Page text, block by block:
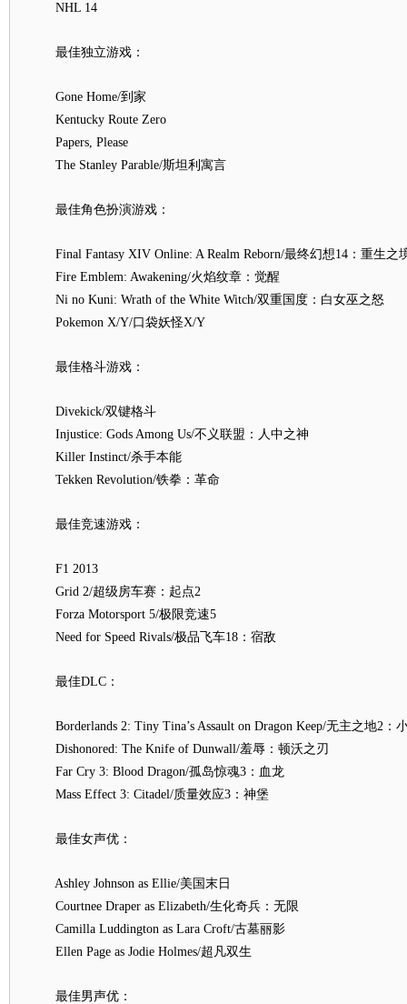
NHL 14
最佳独立游戏：
Gone Home/到家
Kentucky Route Zero
Papers, Please
The Stanley Parable/斯坦利寓言
最佳角色扮演游戏：
Final Fantasy XIV Online: A Realm Reborn/最终幻想14：重生之
Fire Emblem: Awakening/火焰纹章：觉醒
Ni no Kuni: Wrath of the White Witch/双重国度：白女巫之怒
Pokemon X/Y/口袋妖怪X/Y
最佳格斗游戏：
Divekick/双键格斗
Injustice: Gods Among Us/不义联盟：人中之神
Killer Instinct/杀手本能
Tekken Revolution/铁拳：革命
最佳竞速游戏：
F1 2013
Grid 2/超级房车赛：起点2
Forza Motorsport 5/极限竞速5
Need for Speed Rivals/极品飞车18：宿敌
最佳DLC：
Borderlands 2: Tiny Tina’s Assault on Dragon Keep/无主之地2：
Dishonored: The Knife of Dunwall/羞辱：顿沃之刃
Far Cry 3: Blood Dragon/孤岛惊魂3：血龙
Mass Effect 3: Citadel/质量效应3：神堡
最佳女声优：
Ashley Johnson as Ellie/美国末日
Courtnee Draper as Elizabeth/生化奇兵：无限
Camilla Luddington as Lara Croft/古墓丽影
Ellen Page as Jodie Holmes/超凡双生
最佳男声优：